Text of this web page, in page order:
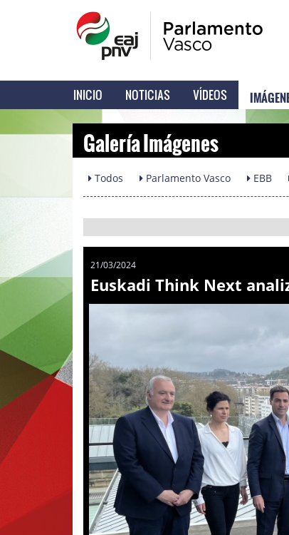
INICIO NOTICIAS VÍDEOS
Galería Imágenes
Todos Parlamento Vasco EBB
21/03/2024
Euskadi Think Next